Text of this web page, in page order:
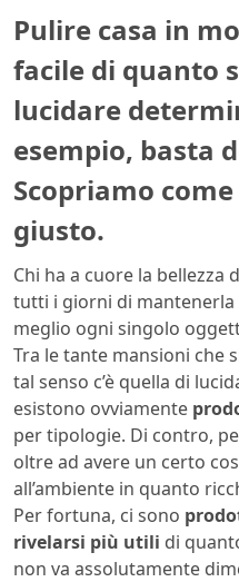
Pulire casa in
facile di quanto
lucidare
esempio, basta
Scopriamo
giusto.
Chi ha a cuore la bellezza
tutti i giorni di
meglio ogni singolo
Tra le tante mansioni che
tal senso c’è quella di
esistono ovviamente
per tipologie. Di contro,
oltre ad avere un certo
all’ambiente in quanto
Per fortuna, ci sono
rivelarsi più utili di
non va assolutamente